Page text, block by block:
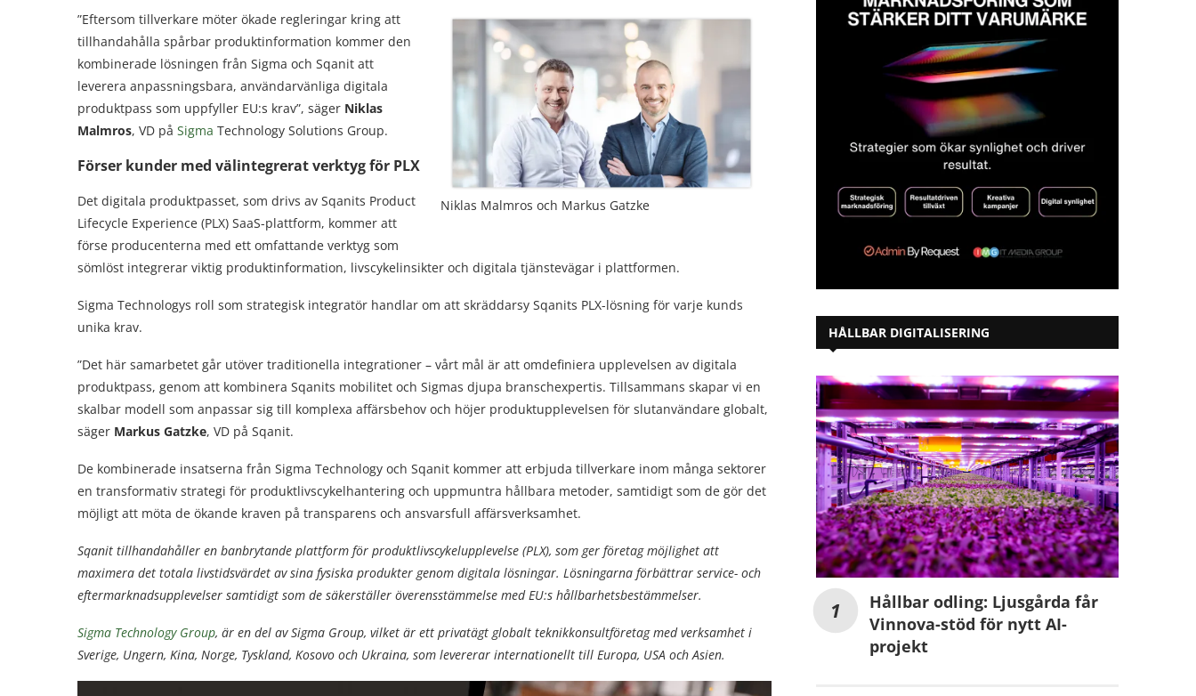
Niklas Malmros och Markus Gatzke
”Eftersom tillverkare möter ökade regleringar kring att
tillhandahålla spårbar produktinformation kommer den
kombinerade lösningen från Sigma och Sqanit att
leverera anpassningsbara, användarvänliga digitala
produktpass som uppfyller EU:s krav”, säger Niklas
Malmros, VD på Sigma Technology Solutions Group.
Förser kunder med välintegrerat verktyg för PLX
Det digitala produktpasset, som drivs av Sqanits Product
Lifecycle Experience (PLX) SaaS-plattform, kommer att
förse producenterna med ett omfattande verktyg som
sömlöst integrerar viktig produktinformation, livscykelinsikter och digitala tjänstevägar i plattformen.
Sigma Technologys roll som strategisk integratör handlar om att skräddarsy Sqanits PLX-lösning för varje kunds
unika krav.
”Det här samarbetet går utöver traditionella integrationer – vårt mål är att omdefiniera upplevelsen av digitala
produktpass, genom att kombinera Sqanits mobilitet och Sigmas djupa branschexpertis. Tillsammans skapar vi en
skalbar modell som anpassar sig till komplexa affärsbehov och höjer produktupplevelsen för slutanvändare globalt,
säger Markus Gatzke, VD på Sqanit.
De kombinerade insatserna från Sigma Technology och Sqanit kommer att erbjuda tillverkare inom många sektorer
en transformativ strategi för produktlivscykelhantering och uppmuntra hållbara metoder, samtidigt som de gör det
möjligt att möta de ökande kraven på transparens och ansvarsfull affärsverksamhet.
Sqanit tillhandahåller en banbrytande plattform för produktlivscykelupplevelse (PLX), som ger företag möjlighet att
maximera det totala livstidsvärdet av sina fysiska produkter genom digitala lösningar. Lösningarna förbättrar service- och
eftermarknadsupplevelser samtidigt som de säkerställer överensstämmelse med EU:s hållbarhetsbestämmelser.
Sigma Technology Group, är en del av Sigma Group, vilket är ett privatägt globalt teknikkonsultföretag med verksamhet i
Sverige, Ungern, Kina, Norge, Tyskland, Kosovo och Ukraina, som levererar internationellt till Europa, USA och Asien.
HÅLLBAR DIGITALISERING
Hållbar odling: Ljusgårda får
Vinnova-stöd för nytt AI-
projekt